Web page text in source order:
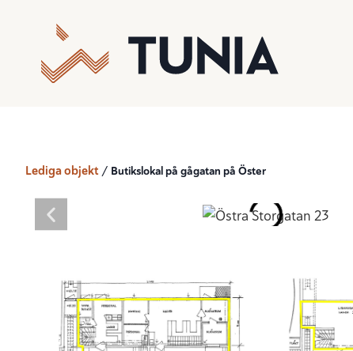
Lediga objekt / Butikslokal på gågatan på Öster